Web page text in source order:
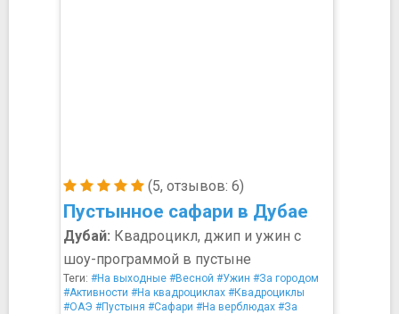
(5, отзывов: 6)
Пустынное сафари в Дубае
Дубай: Квадроцикл, джип и ужин с
шоу-программой в пустыне
Теги: #На выходные #Весной #Ужин #За городом
#Активности #На квадроциклах #Квадроциклы
#ОАЭ #Пустыня #Сафари #На верблюдах #За